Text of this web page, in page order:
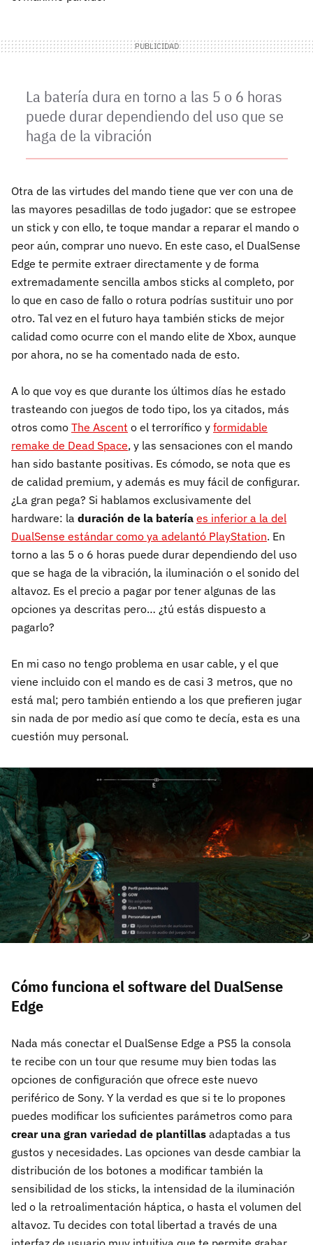
La batería dura en torno a las 5 o 6 horas
puede durar dependiendo del uso que se
haga de la vibración
Otra de las virtudes del mando tiene que ver con una de
las mayores pesadillas de todo jugador: que se estropee
un stick y con ello, te toque mandar a reparar el mando o
peor aún, comprar uno nuevo. En este caso, el DualSense
Edge te permite extraer directamente y de forma
extremadamente sencilla ambos sticks al completo, por
lo que en caso de fallo o rotura podrías sustituir uno por
otro. Tal vez en el futuro haya también sticks de mejor
calidad como ocurre con el mando elite de Xbox, aunque
por ahora, no se ha comentado nada de esto.
A lo que voy es que durante los últimos días he estado
trasteando con juegos de todo tipo, los ya citados, más
otros como The Ascent o el terrorífico y formidable
remake de Dead Space, y las sensaciones con el mando
han sido bastante positivas. Es cómodo, se nota que es
de calidad premium, y además es muy fácil de configurar.
¿La gran pega? Si hablamos exclusivamente del
hardware: la duración de la batería es inferior a la del
DualSense estándar como ya adelantó PlayStation. En
torno a las 5 o 6 horas puede durar dependiendo del uso
que se haga de la vibración, la iluminación o el sonido del
altavoz. Es el precio a pagar por tener algunas de las
opciones ya descritas pero… ¿tú estás dispuesto a
pagarlo?
En mi caso no tengo problema en usar cable, y el que
viene incluido con el mando es de casi 3 metros, que no
está mal; pero también entiendo a los que prefieren jugar
sin nada de por medio así que como te decía, esta es una
cuestión muy personal.
Cómo funciona el software del DualSense
Edge
Nada más conectar el DualSense Edge a PS5 la consola
te recibe con un tour que resume muy bien todas las
opciones de configuración que ofrece este nuevo
periférico de Sony. Y la verdad es que si te lo propones
puedes modificar los suficientes parámetros como para
crear una gran variedad de plantillas adaptadas a tus
gustos y necesidades. Las opciones van desde cambiar la
distribución de los botones a modificar también la
sensibilidad de los sticks, la intensidad de la iluminación
led o la retroalimentación háptica, o hasta el volumen del
altavoz. Tu decides con total libertad a través de una